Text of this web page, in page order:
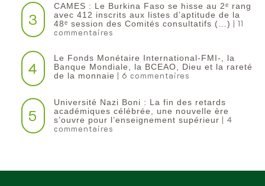
3
CAMES : Le Burkina Faso se hisse au 2ᵉ rang
avec 412 inscrits aux listes d’aptitude de la
48ᵉ session des Comités consultatifs (…) | 11
commentaires
4
Le Fonds Monétaire International-FMI-, la
Banque Mondiale, la BCEAO, Dieu et la rareté
de la monnaie | 6 commentaires
5
Université Nazi Boni : La fin des retards
académiques célébrée, une nouvelle ère
s’ouvre pour l’enseignement supérieur | 4
commentaires